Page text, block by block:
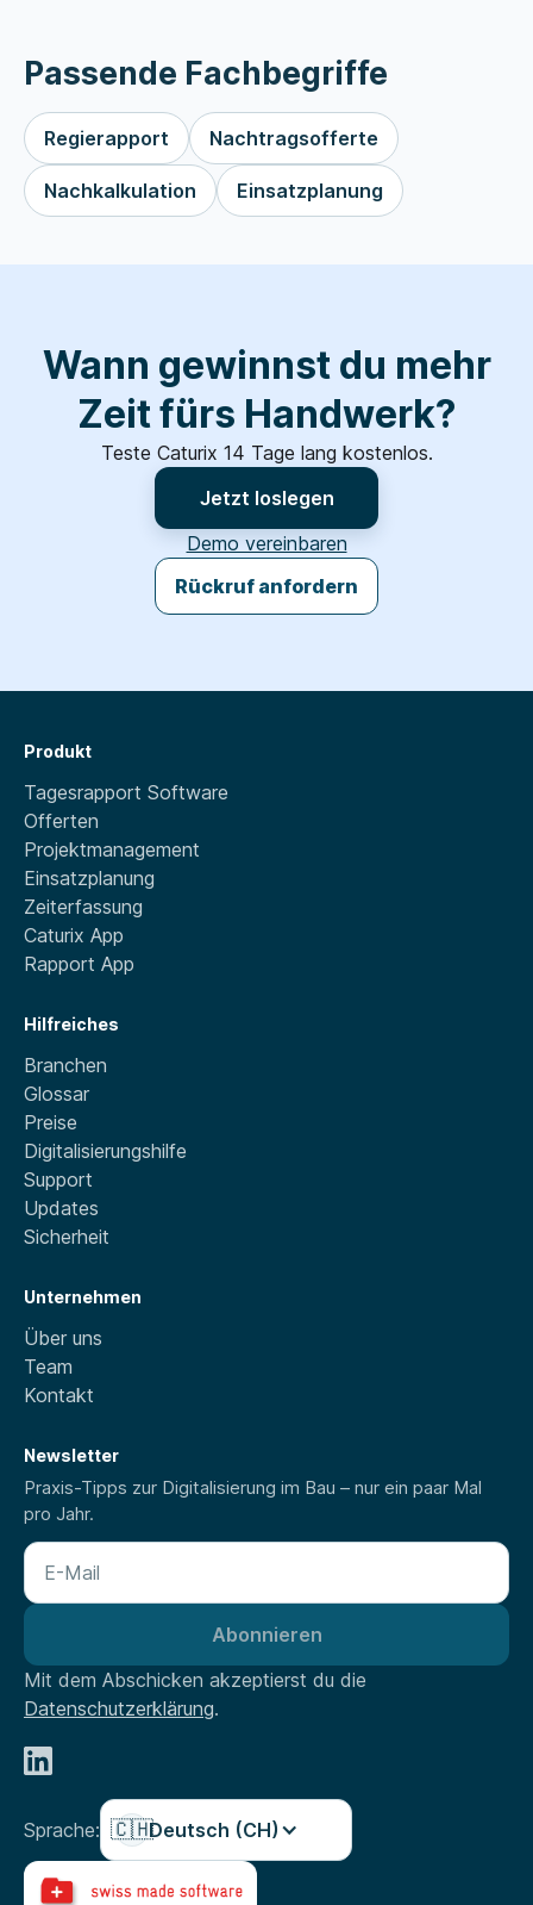
Regierapport Nachtragsofferte
Nachkalkulation Einsatzplanung
Wann gewinnst du mehr
Zeit fürs Handwerk?
Teste Caturix 14 Tage lang kostenlos.
Jetzt loslegen
Demo vereinbaren
Rückruf anfordern
Produkt
Tagesrapport Software
Offerten
Projektmanagement
Einsatzplanung
Zeiterfassung
Caturix App
Rapport App
Hilfreiches
Branchen
Glossar
Preise
Digitalisierungshilfe
Support
Updates
Sicherheit
Unternehmen
Über uns
Team
Kontakt
Newsletter
Praxis-Tipps zur Digitalisierung im Bau – nur ein paar Mal
pro Jahr.
Mit dem Abschicken akzeptierst du die
Datenschutzerklärung.
Sprache: 🇨🇭Deutsch (CH)